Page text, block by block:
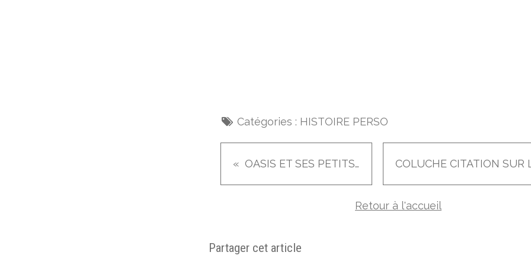
Catégories : HISTOIRE PERSO
OASIS ET SES PETITS FRUITS
Retour à l'accueil
Partager cet article